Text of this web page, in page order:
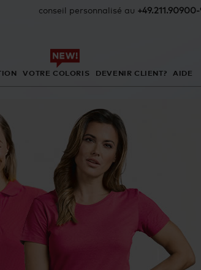
conseil personnalisé au
VOTRE COLORIS DEVENIR CLIENT? AIDE